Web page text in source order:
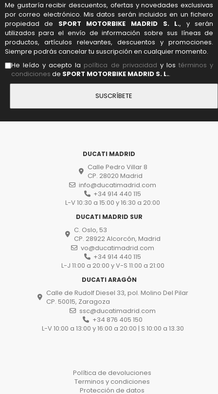
Me gustaría recibir descuentos, ofertas y novedades exclusivas
por correo electrónico. Mis datos serán incluidos en un fichero
propiedad de SPORT MOTORBIKE MADRID S. L., y serán
utilizados para el envío de información sobre sus líneas de
productos, artículos relevantes, descuentos y promociones.
Siempre podrás cancelar tu suscripción en cualquier momento.
He leído y acepto la política de privacidad y lostérminos y
condiciones de SPORT MOTORBIKE MADRID S. L..
DUCATI MADRID
Calle Pedro Villar 8
CP. 28020 Madrid
info@ducatimadrid.com
+34 914 440 115
L-V 10:30 a 15:00 y 16:30 a 20:00
DUCATI MADRID SUR
C. Oslo, 53
CP. 28922 Alcorcón, Madrid
vo@ducatimadrid.com
+34 914 440 115
L-J 11:00 a 20:00 y V-S 11:00 a 21:00
DUCATI ARAGÓN
Calle de Rudolf Diesel 33, pol. Molino Del Pilar
CP. 50015, Zaragoza
ssc@ducatimadrid.com
+34 876 405 150
L-V 10:00 a 13:00 y 16:00 a 20:00 | S 10:00 a 13.30
Política de devoluciones
Terminos y condiciones
Protección de datos